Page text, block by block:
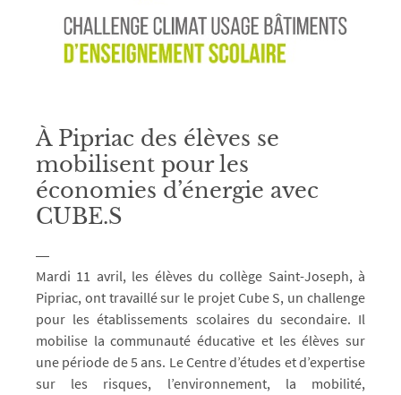
À Pipriac des élèves se
mobilisent pour les
économies d’énergie avec
CUBE.S
Mardi 11 avril, les élèves du collège Saint-Joseph, à
Pipriac, ont travaillé sur le projet Cube S, un challenge
pour les établissements scolaires du secondaire. Il
mobilise la communauté éducative et les élèves sur
une période de 5 ans. Le Centre d’études et d’expertise
sur les risques, l’environnement, la mobilité,